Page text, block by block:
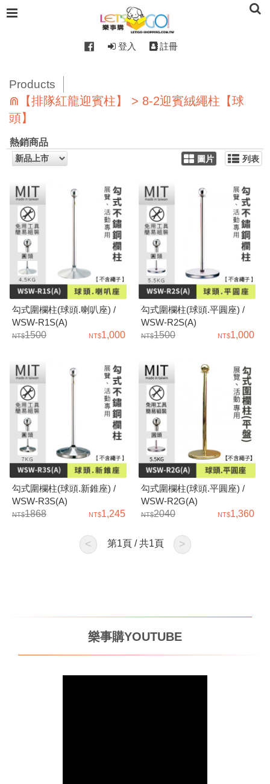
登入 註冊
Products
⋒【排隊紅龍迎賓柱】 > 8-2迎賓絨繩柱【球
頭】
熱銷商品
圖片 列表
勾式圍欄柱(球頭.喇叭座) /
WSW-R1S(A)
1500
1,000
勾式圍欄柱(球頭.平圓座) /
WSW-R2S(A)
1500
1,000
勾式圍欄柱(球頭.新錐座) /
WSW-R3S(A)
1868
1,245
勾式圍欄柱(球頭.平圓座) /
WSW-R2G(A)
2040
1,360
< 第1頁 / 共1頁 >
樂事購YOUTUBE